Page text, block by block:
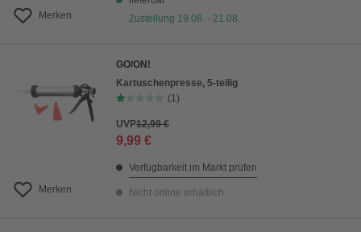
Merken
Zustellung 19.08. - 21.08.
Merken
GO/ON!
Kartuschenpresse, 5-teilig
(1)
UVP12,99 €
9,99 €
Verfügbarkeit im Markt prüfen
Nicht online erhältlich